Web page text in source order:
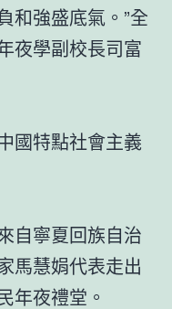
和強盛底氣。”全
夜學副校長司富
國特點社會主義
自寧夏回族自治
馬慧娟代表走出
年夜禮堂。